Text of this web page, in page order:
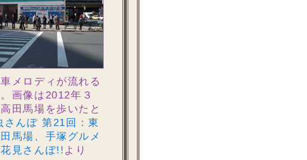
メロディが流れる
画像は2012年３
田馬場を歩いたと
さんぽ 第21回：東
馬場、手塚グルメ
見さんぽ!! より